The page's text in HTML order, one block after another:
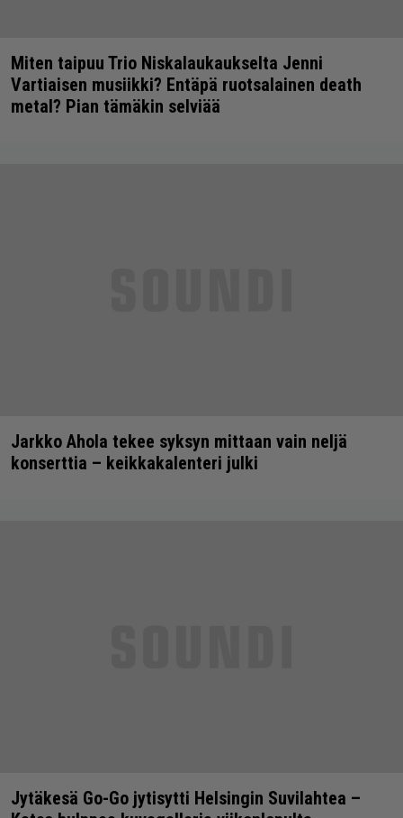
Miten taipuu Trio Niskalaukaukselta Jenni
Vartiaisen musiikki? Entäpä ruotsalainen death
metal? Pian tämäkin selviää
Jarkko Ahola tekee syksyn mittaan vain neljä
konserttia – keikkakalenteri julki
Jytäkesä Go-Go jytisytti Helsingin Suvilahtea –